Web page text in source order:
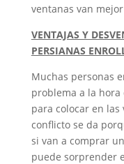
ventanas van
VENTAJAS Y
PERSIANAS
Muchas personas
problema a la
para colocar en las
conflicto se da
si van a comprar
puede sorprender